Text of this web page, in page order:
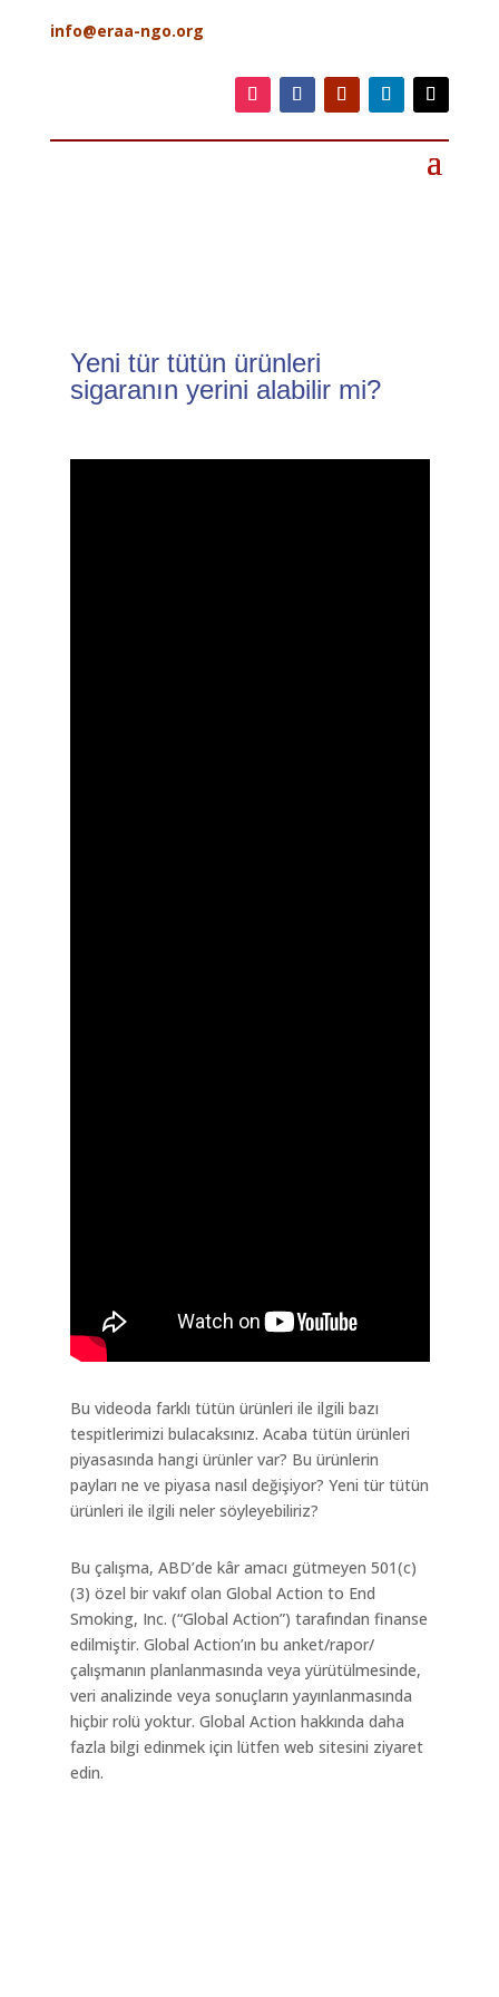
info@eraa-ngo.org
Yeni tür tütün ürünleri
sigaranın yerini alabilir mi?
Bu videoda farklı tütün ürünleri ile ilgili bazı
tespitlerimizi bulacaksınız. Acaba tütün ürünleri
piyasasında hangi ürünler var? Bu ürünlerin
payları ne ve piyasa nasıl değişiyor? Yeni tür tütün
ürünleri ile ilgili neler söyleyebiliriz?
Bu çalışma, ABD’de kâr amacı gütmeyen 501(c)
(3) özel bir vakıf olan Global Action to End
Smoking, Inc. (“Global Action”) tarafından finanse
edilmiştir. Global Action’ın bu anket/rapor/
çalışmanın planlanmasında veya yürütülmesinde,
veri analizinde veya sonuçların yayınlanmasında
hiçbir rolü yoktur. Global Action hakkında daha
fazla bilgi edinmek için lütfen web sitesini ziyaret
edin.